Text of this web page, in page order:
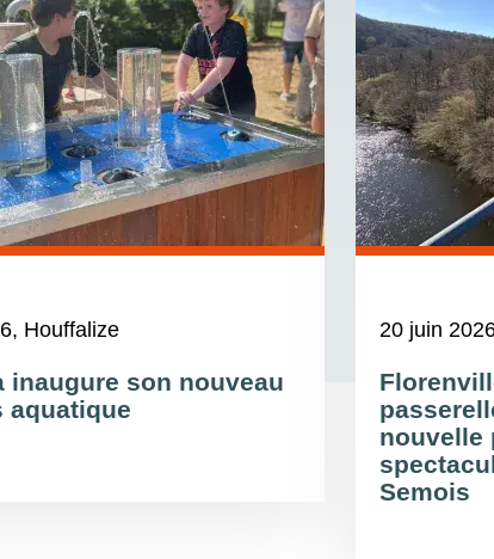
, Houffalize
inaugure son nouveau
aquatique
20 juin
nouvelle
Semois